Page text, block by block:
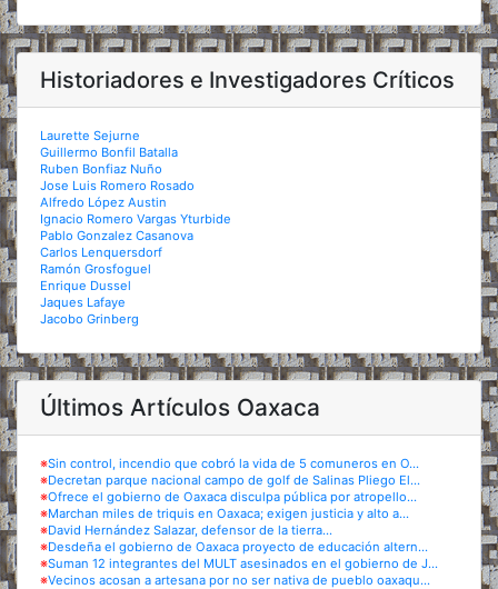
Historiadores e Investigadores Críticos
Laurette Sejurne
Guillermo Bonfil Batalla
Ruben Bonfiaz Nuño
Jose Luis Romero Rosado
Alfredo López Austin
Ignacio Romero Vargas Yturbide
Pablo Gonzalez Casanova
Carlos Lenquersdorf
Ramón Grosfoguel
Enrique Dussel
Jaques Lafaye
Jacobo Grinberg
Últimos Artículos Oaxaca
※Sin control, incendio que cobró la vida de 5 comuneros en O...
※Decretan parque nacional campo de golf de Salinas Pliego El...
※Ofrece el gobierno de Oaxaca disculpa pública por atropello...
※Marchan miles de triquis en Oaxaca; exigen justicia y alto a...
※David Hernández Salazar, defensor de la tierra...
※Desdeña el gobierno de Oaxaca proyecto de educación altern...
※Suman 12 integrantes del MULT asesinados en el gobierno de J...
※Vecinos acosan a artesana por no ser nativa de pueblo oaxaqu...